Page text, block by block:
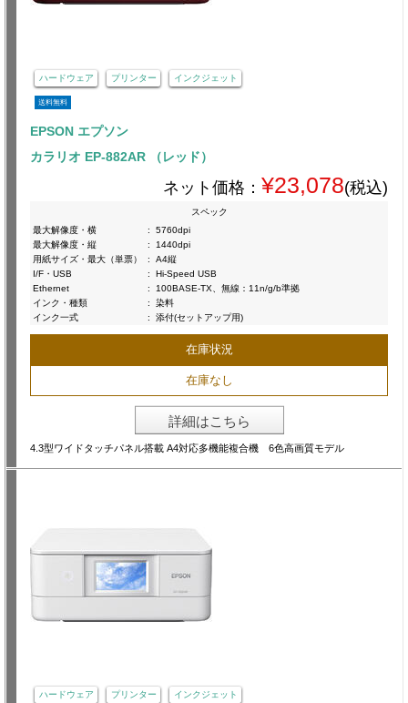
ハードウェア プリンター インクジェット
送料無料
EPSON エプソン
カラリオ EP-882AR （レッド）
ネット価格： ¥23,078(税込)
スペック
最大解像度・横
:
5760dpi
最大解像度・縦
:
1440dpi
用紙サイズ・最大（単票）
:
A4縦
I/F・USB
:
Hi-Speed USB
Ethernet
:
100BASE-TX、無線：11n/g/b準拠
インク・種類
:
染料
インク一式
: 添付(セットアップ用)
在庫状況
在庫なし
詳細はこちら
4.3型ワイドタッチパネル搭載 A4対応多機能複合機 6色高画質モデル
ハードウェア プリンター インクジェット